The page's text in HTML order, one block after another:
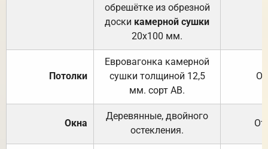
обрешётке из обрезной
доски камерной сушки
20х100 мм.
Потолки
Евровагонка камерной
сушки толщиной 12,5
мм. сорт АВ.
Окна
Деревянные, двойного
остекления.